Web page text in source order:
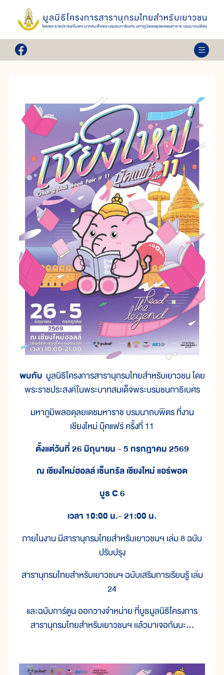
พบกับ มูลนิธิโครงการสารานุกรมไทยสำหรับเยาวชน โดย
พระราชประสงค์ในพระบาทสมเด็จพระบรมชนกาธิเบศร
มหาภูมิพลอดุลยเดชมหาราช บรมนาถบพิตร ที่งาน
เชียงใหม่ บุ๊คแฟร์ ครั้งที่ 11
ตั้งแต่วันที่ 26 มิถุนายน - 5 กรกฎาคม 2569
ณ เชียงใหม่ฮอลล์ เซ็นทรัล เชียงใหม่ แอร์พอต
บูธ C 6
เวลา 10:00 น.- 21:00 น.
ภายในงาน มีสารานุกรมไทยสำหรับเยาวชนฯ เล่ม 8 ฉบับ
ปรับปรุง
สารานุกรมไทยสำหรับเยาวชนฯ ฉบับเสริมการเรียนรู้ เล่ม
24
และฉบับการ์ตูน ออกวางจำหน่าย ที่บูธมูลนิธิโครงการ
สารานุกรมไทยสำหรับเยาวชนฯ เเล้วมาเจอกันนะ…